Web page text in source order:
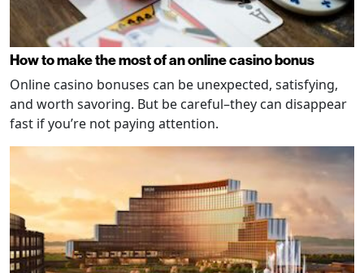
How to make the most of an online casino bonus
Online casino bonuses can be unexpected, satisfying,
and worth savoring. But be careful–they can disappear
fast if you’re not paying attention.